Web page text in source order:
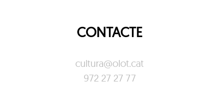
CONTACTE
cultura@olot.cat
972 27 27 77